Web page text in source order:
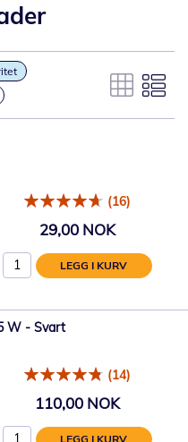
(16)
29,00 NOK
LEGG I KURV
W - Svart
(14)
110,00 NOK
LEGG I KURV